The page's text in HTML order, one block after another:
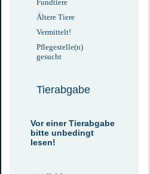
Fundtiere
Ältere Tiere
Vermittelt!
Pflegestelle(n)
gesucht
Tierabgabe
Vor einer Tierabgabe
bitte unbedingt
lesen!